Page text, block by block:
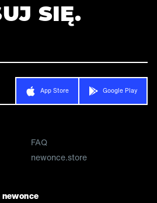
SIĘ.
App Store Google Play
FAQ
newonce.store